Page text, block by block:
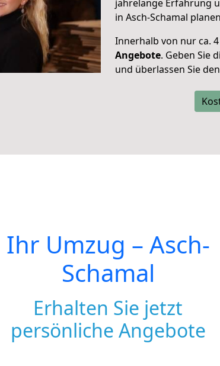
jahrelange Erfahrung
in Asch-Schamal
Innerhalb von nur ca.
Angebote. Geben Sie
und überlassen Sie
Ihr Umzug – Asch-
Schamal
Erhalten Sie jetzt
persönliche Angebote